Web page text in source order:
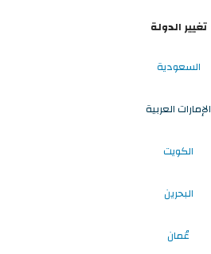
تغيير الدولة
السعودية
الإمارات العربية
الكويت
البحرين
عُمان